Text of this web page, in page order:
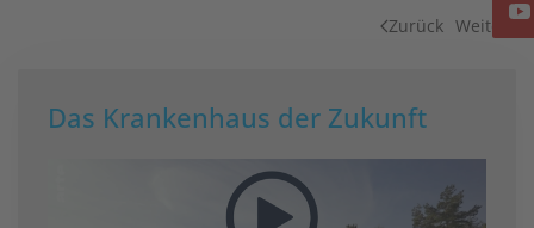
Zurück Weiter
Das Krankenhaus der Zukunft